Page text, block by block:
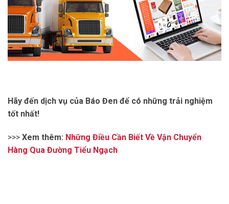
Hãy đến dịch vụ của Báo Đen để có những trải nghiệm
tốt nhất!
>>> Xem thêm: Những Điều Cần Biết Về Vận Chuyển
Hàng Qua Đường Tiểu Ngạch